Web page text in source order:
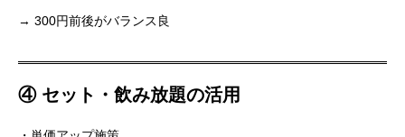
→ 300円前後がバランス良
④ セット・飲み放題の活用